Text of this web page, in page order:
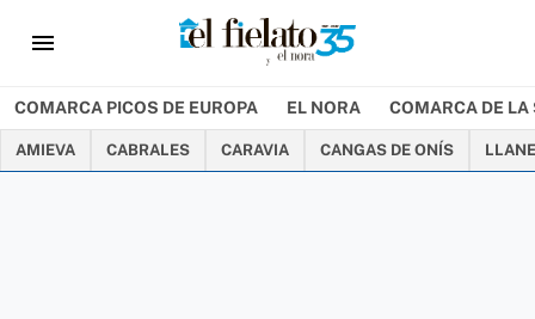
menu
COMARCA PICOS DE EUROPA EL NORA COMARCA DE LA
AMIEVA CABRALES CARAVIA CANGAS DE ONÍS